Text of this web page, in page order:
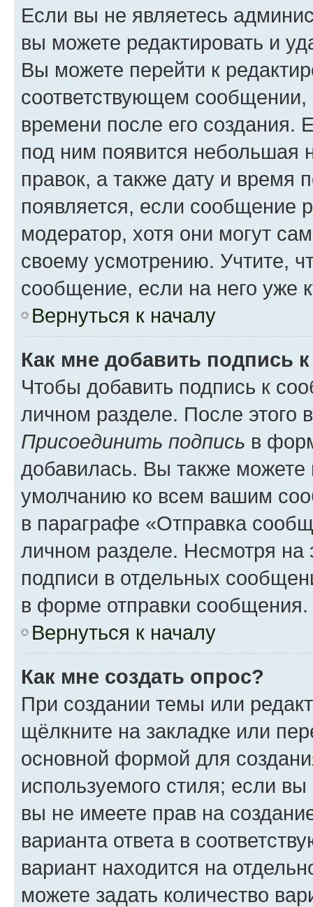
Если вы не являетесь
вы можете редактировать и
Вы можете перейти к
соответствующем сообщении,
времени после его создания.
под ним появится небольшая
правок, а также дату и время
появляется, если сообщение
модератор, хотя они могут
своему усмотрению. Учтите,
сообщение, если на него уже
Вернуться к началу
Как мне добавить подпись
Чтобы добавить подпись к
личном разделе. После этого
Присоединить подпись в
добавилась. Вы также можете
умолчанию ко всем вашим
в параграфе «Отправка
личном разделе. Несмотря на
подписи в отдельных
в форме отправки сообщения.
Вернуться к началу
Как мне создать опрос?
При создании темы или
щёлкните на закладке или
основной формой для
используемого стиля; если
вы не имеете прав на
варианта ответа в
вариант находится на
можете задать количество